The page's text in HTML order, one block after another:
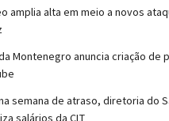
amplia alta em meio a novos
Montenegro anuncia criação de
semana de atraso, diretoria do
salários da CLT